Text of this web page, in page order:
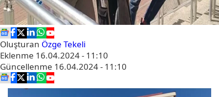
Oluşturan Özge Tekeli
Eklenme 16.04.2024 - 11:10
Güncellenme 16.04.2024 - 11:10